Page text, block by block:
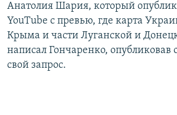
Анатолия Шария, который
YouTube с превью, где карта
Крыма и части Луганской и
написал Гончаренко, опубликовав
свой запрос.